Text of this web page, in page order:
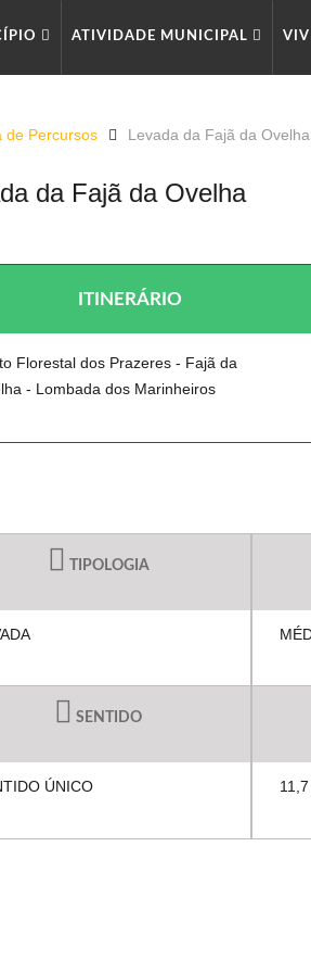
ATIVIDADE MUNICIPAL
de Percursos Levada da Fajã da Ovelha
da Fajã da Ovelha
ITINERÁRIO
Florestal dos Prazeres - Fajã da
- Lombada dos Marinheiros
TIPOLOGIA
SENTIDO
ÚNICO